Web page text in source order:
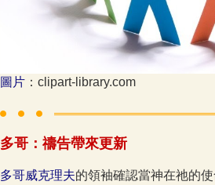
圖片 ：clipart-library.com
多哥：禱告帶來更新
多哥威克理夫的領袖確認當神在祂的